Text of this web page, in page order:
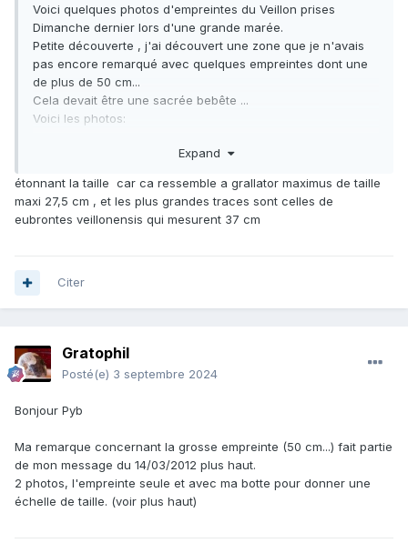
Voici quelques photos d'empreintes du Veillon prises
Dimanche dernier lors d'une grande marée.
Petite découverte , j'ai découvert une zone que je n'avais
pas encore remarqué avec quelques empreintes dont une
de plus de 50 cm...
Cela devait être une sacrée bebête ...
Voici les photos:
Expand
étonnant la taille car ca ressemble a grallator maximus de taille
maxi 27,5 cm , et les plus grandes traces sont celles de
eubrontes veillonensis qui mesurent 37 cm
Citer
Gratophil
Posté(e) 3 septembre 2024
Bonjour Pyb
Ma remarque concernant la grosse empreinte (50 cm...) fait partie
de mon message du 14/03/2012 plus haut.
2 photos, l'empreinte seule et avec ma botte pour donner une
échelle de taille. (voir plus haut)